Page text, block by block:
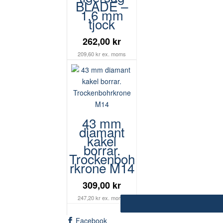
BLADE –
1,6 mm
tjock
262,00 kr
209,60 kr ex. moms
43 mm
diamant
kakel
borrar.
Trockenboh
rkrone M14
309,00 kr
247,20 kr ex. moms
Facebook